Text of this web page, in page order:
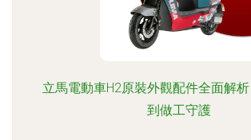
立馬電動車H2原裝外觀配件全面解
到做工守護